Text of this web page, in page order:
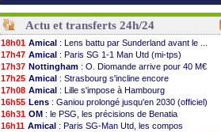
Actu et transferts 24h/24
18h01 Amical : Lens battu par Sunderland avant le ...
17h47 Amical : Paris SG 1-1 Man Utd (mi-tps)
17h37 Nottingham : O. Diomande arrive pour 40 M€
17h25 Amical : Strasbourg s'incline encore
17h08 Amical : Lille s'impose à Hambourg
16h55 Lens : Ganiou prolongé jusqu'en 2030 (officiel)
16h31 OM : le PSG, les précisions de Benatia
16h11 Amical : Paris SG-Man Utd, les compos